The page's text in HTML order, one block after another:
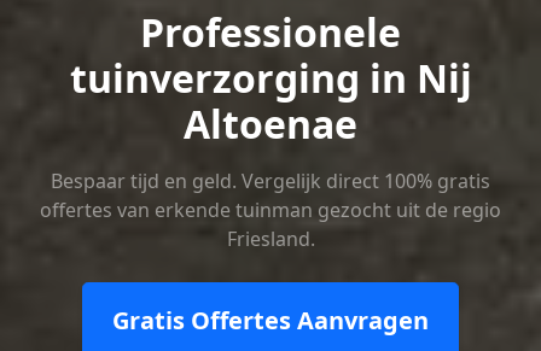
Professionele
tuinverzorging in Nij
Altoenae
Bespaar tijd en geld. Vergelijk direct 100% gratis
offertes van erkende tuinman gezocht uit de regio
Friesland.
Gratis Offertes Aanvragen